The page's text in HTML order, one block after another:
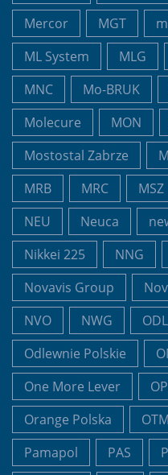
Mercor
MGT
ML System
MLG
MNC
Mo-BRUK
Molecure
MON
Mostostal Zabrze
MRB
MRC MSZ
NEU
Neuca
Nikkei 225
NNG
Novavis Group
NVO
NWG ODL
Odlewnie Polskie
One More Lever
Orange Polska
OTM
Pamapol
PAS